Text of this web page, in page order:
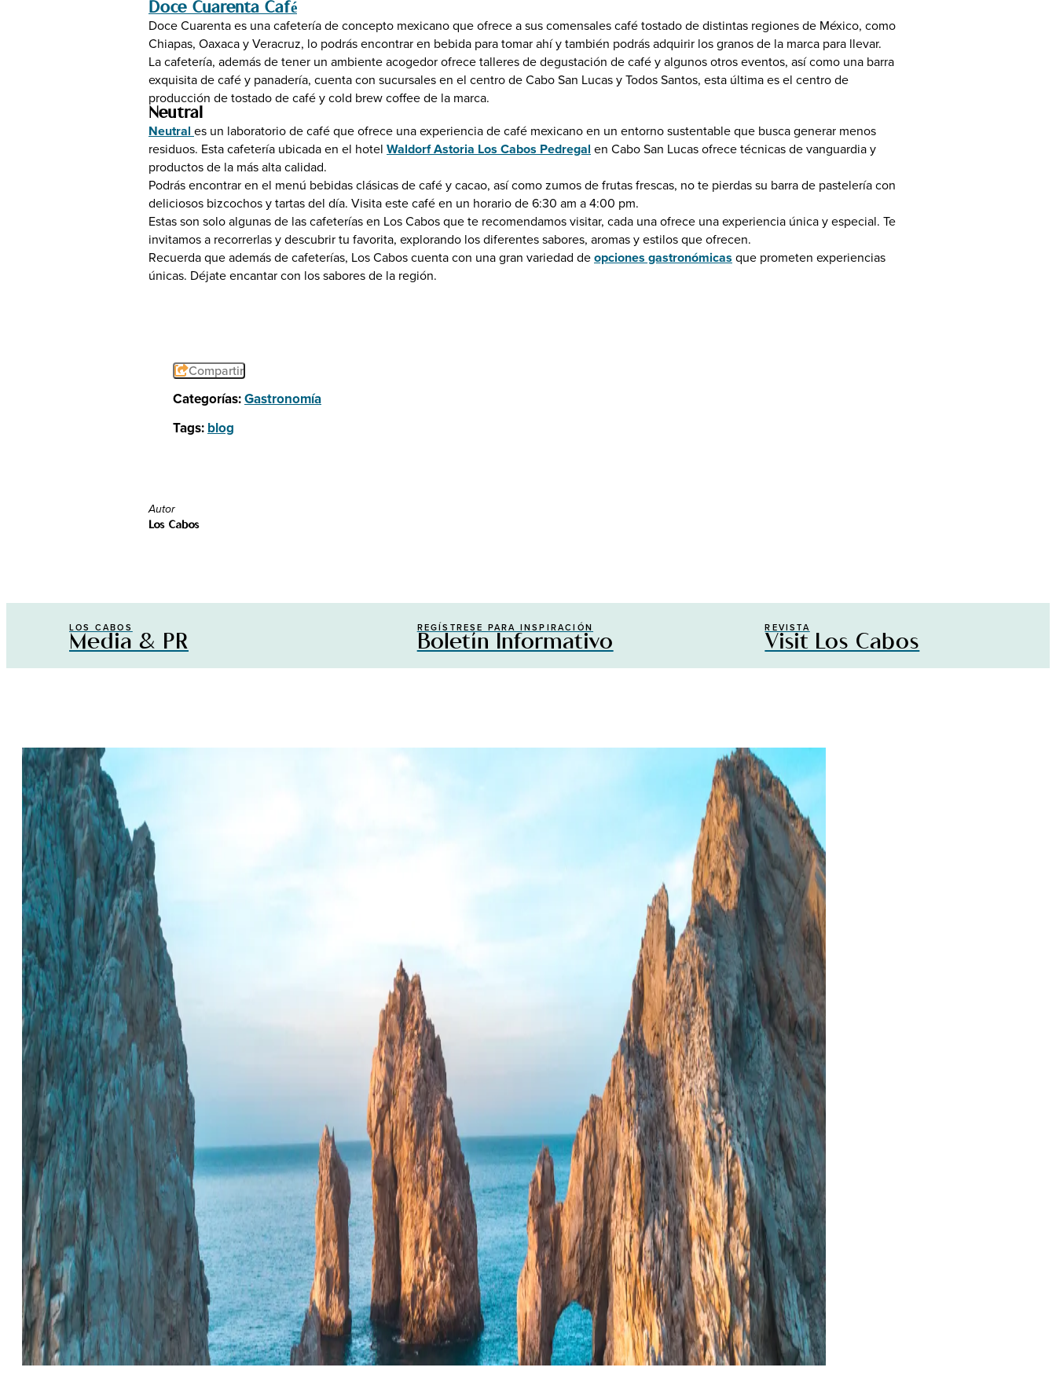
LOS CABOS
Media &
PR
Doce Cuarenta Café
Doce Cuarenta es una cafetería de concepto mexicano que ofrece a sus comensales café tostado de distintas regiones de México, como
Chiapas, Oaxaca y Veracruz, lo podrás encontrar en bebida para tomar ahí y también podrás adquirir los granos de la marca para llevar.
La cafetería, además de tener un ambiente acogedor ofrece talleres de degustación de café y algunos otros eventos, así como una barra
exquisita de café y panadería, cuenta con sucursales en el centro de Cabo San Lucas y Todos Santos, esta última es el centro de
producción de tostado de café y cold brew coffee de la marca.
Neutral
Neutral es un laboratorio de café que ofrece una experiencia de café mexicano en un entorno sustentable que busca generar menos
residuos. Esta cafetería ubicada en el hotel Waldorf Astoria Los Cabos Pedregal en Cabo San Lucas ofrece técnicas de vanguardia y
productos de la más alta calidad.
Podrás encontrar en el menú bebidas clásicas de café y cacao, así como zumos de frutas frescas, no te pierdas su barra de pastelería con
deliciosos bizcochos y tartas del día. Visita este café en un horario de 6:30 am a 4:00 pm.
Estas son solo algunas de las cafeterías en Los Cabos que te recomendamos visitar, cada una ofrece una experiencia única y especial. Te
invitamos a recorrerlas y descubrir tu favorita, explorando los diferentes sabores, aromas y estilos que ofrecen.
Recuerda que además de cafeterías, Los Cabos cuenta con una gran variedad deopciones gastronómicas que prometen experiencias
únicas. Déjate encantar con los sabores de la región.
Compartir
Categorías:Gastronomía
Tags:blog
Autor
Los Cabos
LOS CABOS
Media & PR
REGÍSTRESE PARA INSPIRACIÓN
Boletín Informativo
REVISTA
Visit Los Cabos